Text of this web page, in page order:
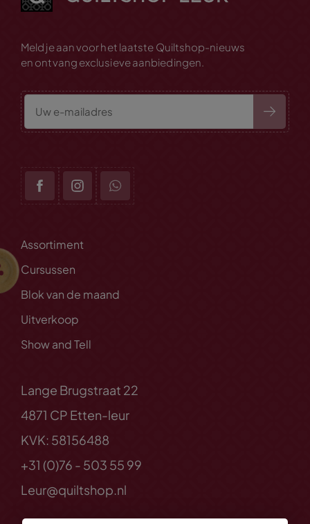
Meld je aan voor het laatste Quiltshop-nieuws
en ontvang exclusieve aanbiedingen.
Assortiment
Cursussen
Blok van de maand
Uitverkoop
Show and Tell
Lange Brugstraat 22
4871 CP Etten-leur
KVK: 58156488
+31 (0)76 - 503 55 99
Leur@quiltshop.nl